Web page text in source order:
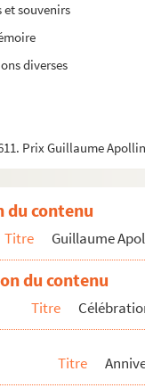
et souvenirs
diverses
Prix Guillaume
et télévision
du contenu
Titre Guillaume
du contenu
Titre
Titre